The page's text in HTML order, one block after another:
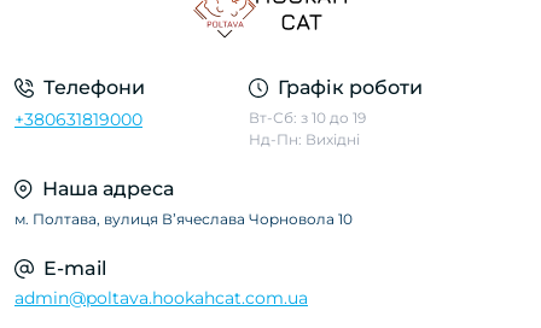
Телефони
+380631819000
Графік роботи
Вт-Сб: з 10 до 19
Нд-Пн: Вихідні
Наша адреса
м. Полтава, вулиця Вʼячеслава Чорновола 10
E-mail
admin@poltava.hookahcat.com.ua